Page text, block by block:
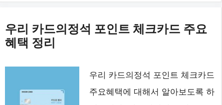
우리 카드의정석 포인트 체크카드 주요
혜택 정리
우리 카드의정석 포인트 체크카드
주요혜택에 대해서 알아보도록 하